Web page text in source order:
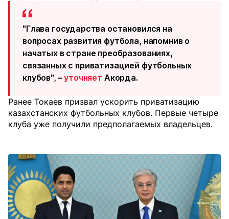
"Глава государства остановился на
вопросах развития футбола, напомнив о
начатых в стране преобразованиях,
связанных с приватизацией футбольных
клубов", –уточняет Акорда.
Ранее Токаев призвал ускорить приватизацию
казахстанских футбольных клубов. Первые четыре
клуба уже получили предполагаемых владельцев.